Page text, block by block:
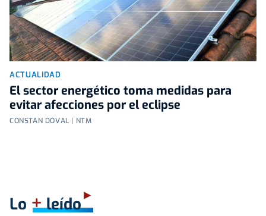
ACTUALIDAD
El sector energético toma medidas para
evitar afecciones por el eclipse
CONSTAN DOVAL | NTM
Lo +leído